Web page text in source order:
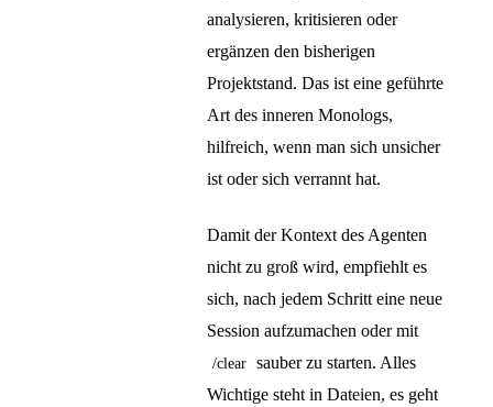
analysieren, kritisieren oder
ergänzen den bisherigen
Projektstand. Das ist eine geführte
Art des inneren Monologs,
hilfreich, wenn man sich unsicher
ist oder sich verrannt hat.
Damit der Kontext des Agenten
nicht zu groß wird, empfiehlt es
sich, nach jedem Schritt eine neue
Session aufzumachen oder mit
/clear
sauber zu starten. Alles
Wichtige steht in Dateien, es geht